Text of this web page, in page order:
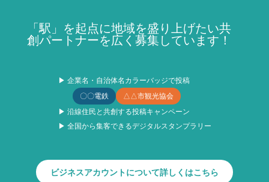
「駅」を起点に地域を盛り上げたい共
創パートナーを広く募集しています！
▶ 企業名・自治体名カラーバッジで投稿
〇〇電鉄
△△市観光協会
▶ 沿線住民と共創する投稿キャンペーン
▶ 全国から集客できるデジタルスタンプラリー
ビジネスアカウントについて詳しくはこちら